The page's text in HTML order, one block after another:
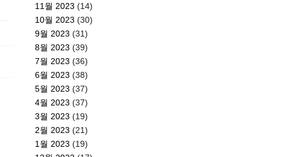
11월 2023 (14)
10월 2023 (30)
9월 2023 (31)
8월 2023 (39)
7월 2023 (36)
6월 2023 (38)
5월 2023 (37)
4월 2023 (37)
3월 2023 (19)
2월 2023 (21)
1월 2023 (19)